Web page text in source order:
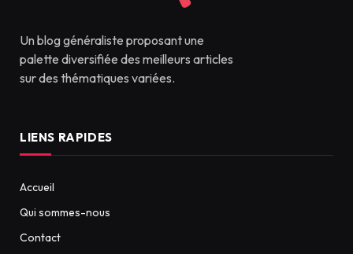
Un blog généraliste proposant une
palette diversifiée des meilleurs articles
sur des thématiques variées.
LIENS RAPIDES
Accueil
Qui sommes-nous
Contact